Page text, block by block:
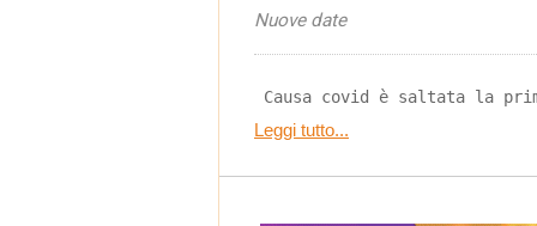
Nuove date
Causa covid è saltata la
Leggi tutto...